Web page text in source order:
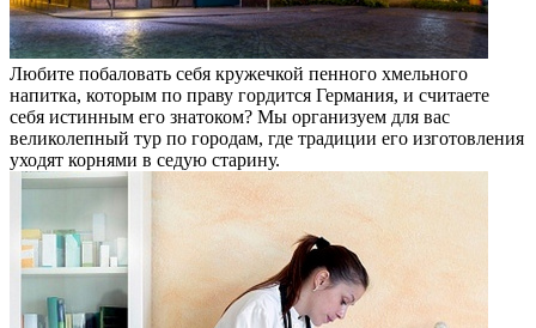
Любите побаловать себя кружечкой пенного хмельного
напитка, которым по праву гордится Германия, и считаете
себя истинным его знатоком? Мы организуем для вас
великолепный тур по городам, где традиции его изготовления
уходят корнями в седую старину.